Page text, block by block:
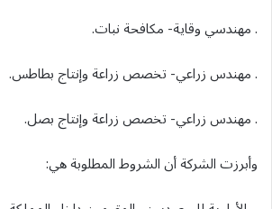
. مهندسي وقاية- مكافحة نبات.
. مهندس زراعي- تخصص زراعة وإنتاج بطاطس.
. مهندس زراعي- تخصص زراعة وإنتاج بصل.
وأبرزت الشركة أن الشروط المطلوبة هي: